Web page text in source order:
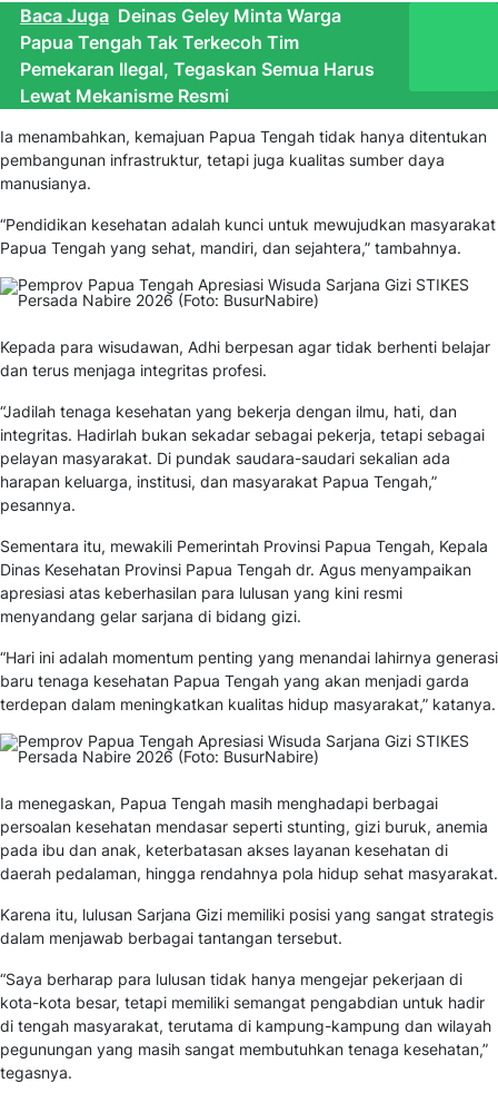
Baca Juga Deinas Geley Minta Warga
Papua Tengah Tak Terkecoh Tim
Pemekaran Ilegal, Tegaskan Semua Harus
Lewat Mekanisme Resmi
Ia menambahkan, kemajuan Papua Tengah tidak hanya ditentukan
pembangunan infrastruktur, tetapi juga kualitas sumber daya
manusianya.
“Pendidikan kesehatan adalah kunci untuk mewujudkan masyarakat
Papua Tengah yang sehat, mandiri, dan sejahtera,” tambahnya.
Kepada para wisudawan, Adhi berpesan agar tidak berhenti belajar
dan terus menjaga integritas profesi.
“Jadilah tenaga kesehatan yang bekerja dengan ilmu, hati, dan
integritas. Hadirlah bukan sekadar sebagai pekerja, tetapi sebagai
pelayan masyarakat. Di pundak saudara-saudari sekalian ada
harapan keluarga, institusi, dan masyarakat Papua Tengah,”
pesannya.
Sementara itu, mewakili Pemerintah Provinsi Papua Tengah, Kepala
Dinas Kesehatan Provinsi Papua Tengah dr. Agus menyampaikan
apresiasi atas keberhasilan para lulusan yang kini resmi
menyandang gelar sarjana di bidang gizi.
“Hari ini adalah momentum penting yang menandai lahirnya generasi
baru tenaga kesehatan Papua Tengah yang akan menjadi garda
terdepan dalam meningkatkan kualitas hidup masyarakat,” katanya.
Ia menegaskan, Papua Tengah masih menghadapi berbagai
persoalan kesehatan mendasar seperti stunting, gizi buruk, anemia
pada ibu dan anak, keterbatasan akses layanan kesehatan di
daerah pedalaman, hingga rendahnya pola hidup sehat masyarakat.
Karena itu, lulusan Sarjana Gizi memiliki posisi yang sangat strategis
dalam menjawab berbagai tantangan tersebut.
“Saya berharap para lulusan tidak hanya mengejar pekerjaan di
kota-kota besar, tetapi memiliki semangat pengabdian untuk hadir
di tengah masyarakat, terutama di kampung-kampung dan wilayah
pegunungan yang masih sangat membutuhkan tenaga kesehatan,”
tegasnya.